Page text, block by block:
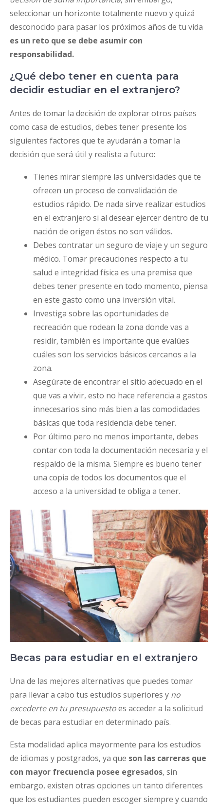
seleccionar un horizonte totalmente nuevo y quizá
desconocido para pasar los próximos años de tu vida
es un reto que se debe asumir con
responsabilidad.
¿Qué debo tener en cuenta para
decidir estudiar en el extranjero?
Antes de tomar la decisión de explorar otros países
como casa de estudios, debes tener presente los
siguientes factores que te ayudarán a tomar la
decisión que será útil y realista a futuro:
Tienes mirar siempre las universidades que te
ofrecen un proceso de convalidación de
estudios rápido. De nada sirve realizar estudios
en el extranjero si al desear ejercer dentro de tu
nación de origen éstos no son válidos.
Debes contratar un seguro de viaje y un seguro
médico. Tomar precauciones respecto a tu
salud e integridad física es una premisa que
debes tener presente en todo momento, piensa
en este gasto como una inversión vital.
Investiga sobre las oportunidades de
recreación que rodean la zona donde vas a
residir, también es importante que evalúes
cuáles son los servicios básicos cercanos a la
zona.
Asegúrate de encontrar el sitio adecuado en el
que vas a vivir, esto no hace referencia a gastos
innecesarios sino más bien a las comodidades
básicas que toda residencia debe tener.
Por último pero no menos importante, debes
contar con toda la documentación necesaria y el
respaldo de la misma. Siempre es bueno tener
una copia de todos los documentos que el
acceso a la universidad te obliga a tener.
Becas para estudiar en el extranjero
Una de las mejores alternativas que puedes tomar
para llevar a cabo tus estudios superiores y no
excederte en tu presupuestoes acceder a la solicitud
de becas para estudiar en determinado país.
Esta modalidad aplica mayormente para los estudios
de idiomas y postgrados, ya que son las carreras que
con mayor frecuencia posee egresados, sin
embargo, existen otras opciones un tanto diferentes
que los estudiantes pueden escoger siempre y cuando